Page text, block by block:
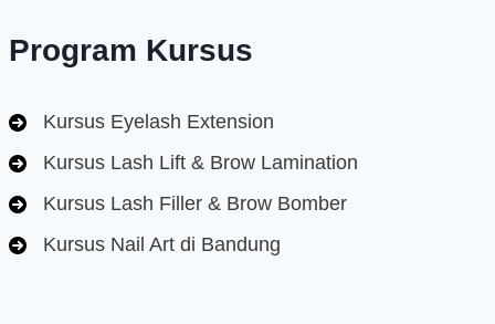
Program Kursus
Kursus Eyelash Extension
Kursus Lash Lift & Brow Lamination
Kursus Lash Filler & Brow Bomber
Kursus Nail Art di Bandung